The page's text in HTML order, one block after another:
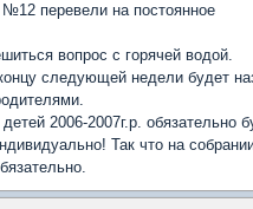
перевели на постоянное
вопрос с горячей водой.
следующей недели будет
2006-2007г.р. обязательно
Так что на